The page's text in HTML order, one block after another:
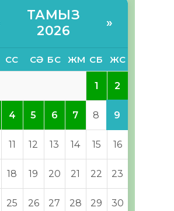
ТАМЫЗ
2026
»
СС СӘ БС ЖМ СБ ЖС
1 2
4 5 6 7 8 9
11 12 13 14 15 16
18 19 20 21 22 23
25 26 27 28 29 30